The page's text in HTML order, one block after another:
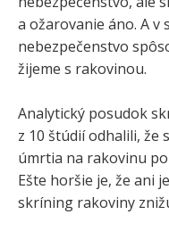
a ožarovanie áno. A v
nebezpečenstvo
žijeme s rakovinou.
Analytický posudok
z 10 štúdií odhalili,
úmrtia na rakovinu
Ešte horšie je, že ani
skríning rakoviny